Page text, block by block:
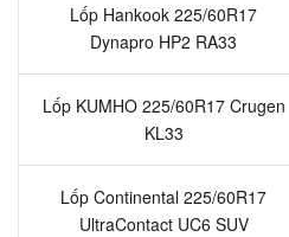
Lốp Hankook 225/60R17
Dynapro HP2 RA33
Lốp KUMHO 225/60R17 Crugen
KL33
Lốp Continental 225/60R17
UltraContact UC6 SUV